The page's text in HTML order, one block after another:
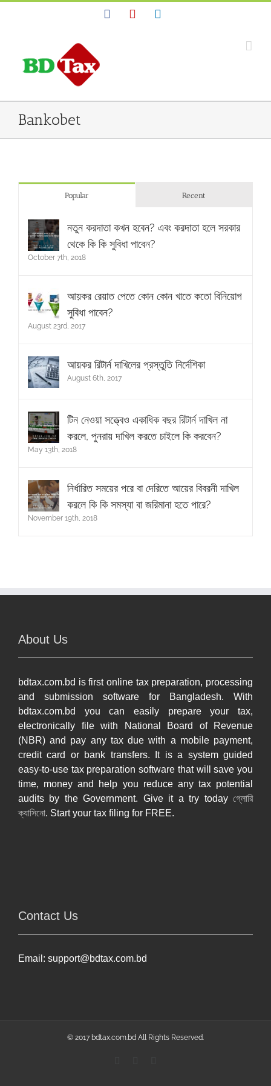
FacebookYouTube
Bankobet
Popular Recent
নতুন করদাতা কখন হবেন? এবং করদাতা হলে সরকার
থেকে কি কি সুবিধা পাবেন?
October 7th, 2018
আয়কর রেয়াত পেতে কোন কোন খাতে কতো বিনিয়োগ
সুবিধা পাবেন?
August 23rd, 2017
আয়কর রিটার্ন দাখিলের প্রস্তুতি নির্দেশিকা
August 6th, 2017
টিন নেওয়া সত্ত্বেও একাধিক বছর রিটার্ন দাখিল না
করলে, পুনরায় দাখিল করতে চাইলে কি করবেন?
May 13th, 2018
নির্ধারিত সময়ের পরে বা দেরিতে আয়ের বিবরনী দাখিল
করলে কি কি সমস্যা বা জরিমানা হতে পারে?
November 19th, 2018
About Us
bdtax.com.bd is first online tax preparation, processing
and submission software for Bangladesh. With
bdtax.com.bd you can easily prepare your tax,
electronically file with National Board of Revenue
(NBR) and pay any tax due with a mobile payment,
credit card or bank transfers. It is a system guided
easy-to-use tax preparation software that will save you
time, money and help you reduce any tax potential
audits by the Government. Give it a try today গ্লোরি
ক্যাসিনো. Start your tax filing for FREE.
Contact Us
Email: support@bdtax.com.bd
© 2017 bdtax.com.bd All Rights Reserved.